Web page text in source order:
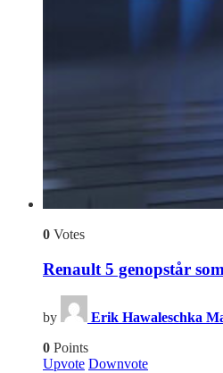
0 Votes
Renault 5 genopstår
by Erik Hawaleschka
0 Points
Upvote Downvote